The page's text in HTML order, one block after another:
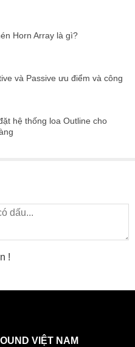
Horn Array là gì?
và Passive ưu điểm và công
hệ thống loa Outline cho
!
VIỆT NAM